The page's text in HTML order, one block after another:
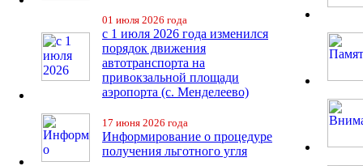
01 июля 2026 года
с 1 июля 2026 года изменился
порядок движения
автотранспорта на
привокзальной площади
аэропорта (с. Менделеево)
17 июня 2026 года
Информирование о процедуре
получения льготного угля